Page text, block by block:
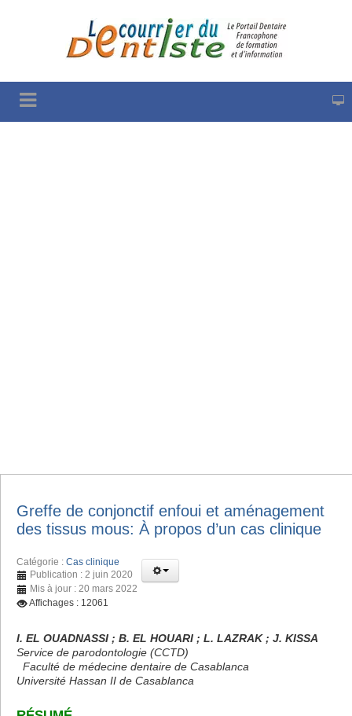
Greffe de conjonctif enfoui et aménagement
des tissus mous: À propos d’un cas clinique
Catégorie : Cas clinique
Publication : 2 juin 2020
Mis à jour : 20 mars 2022
Affichages : 12061
I. EL OUADNASSI ; B. EL HOUARI ; L. LAZRAK ; J. KISSA
Service de parodontologie (CCTD)
Faculté de médecine dentaire de Casablanca
Université Hassan II de Casablanca